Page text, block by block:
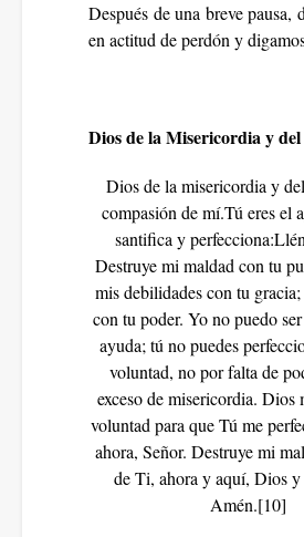
Después de una breve pausa,
en actitud de perdón y
Dios de la Misericordia y
Dios de la misericordia y
compasión de mí.Tú eres el
santifica y
Destruye mi maldad con tu
mis debilidades con tu
con tu poder. Yo no puedo
ayuda; tú no puedes
voluntad, no por falta de
exceso de misericordia. Dios
voluntad para que Tú me
ahora, Señor. Destruye mi
de Ti, ahora y aquí, Dios
Amén.[10]